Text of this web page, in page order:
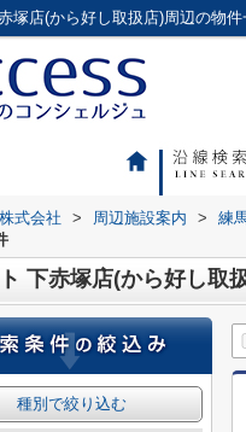
式会社 > 周辺施設案内 > 練
下赤塚店(から好し取
種別で絞り込む